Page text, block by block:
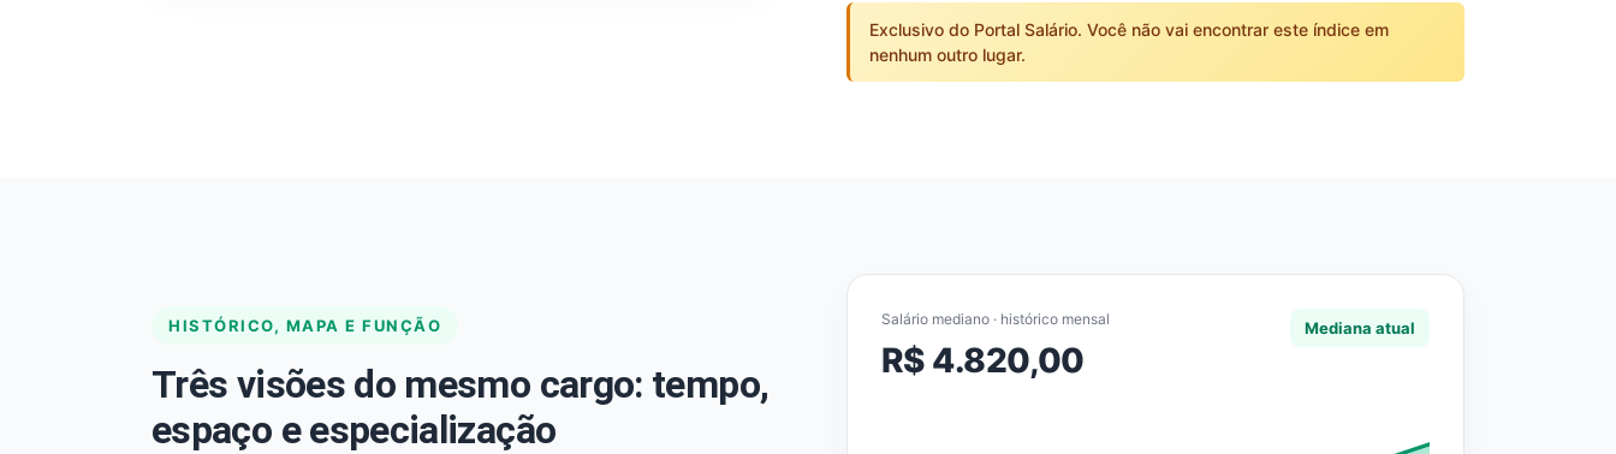
Exclusivo do Portal Salário. Você não vai encontrar este índice em
nenhum outro lugar.
HISTÓRICO, MAPA E FUNÇÃO
Três visões do mesmo cargo: tempo,
espaço e especialização
Salário mediano · histórico mensal
R$ 4.820,00
Mediana atual